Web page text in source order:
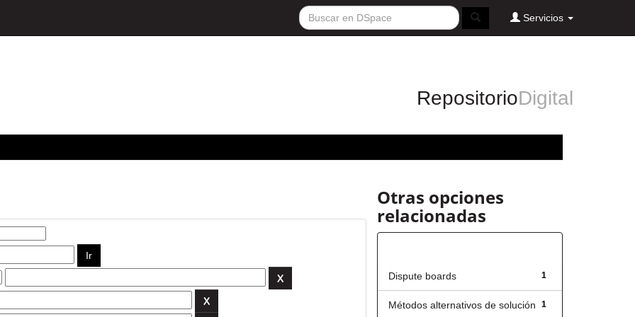
Servicios
RepositorioDigital
Otras opciones
relacionadas
1
Dispute boards
1
Métodos alternativos de solución